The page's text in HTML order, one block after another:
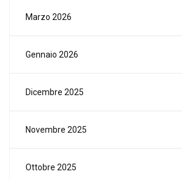
Marzo 2026
Gennaio 2026
Dicembre 2025
Novembre 2025
Ottobre 2025